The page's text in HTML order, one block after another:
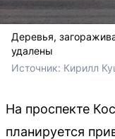
Деревья,
удалены
Источник: Кирилл
На проспекте
планируется